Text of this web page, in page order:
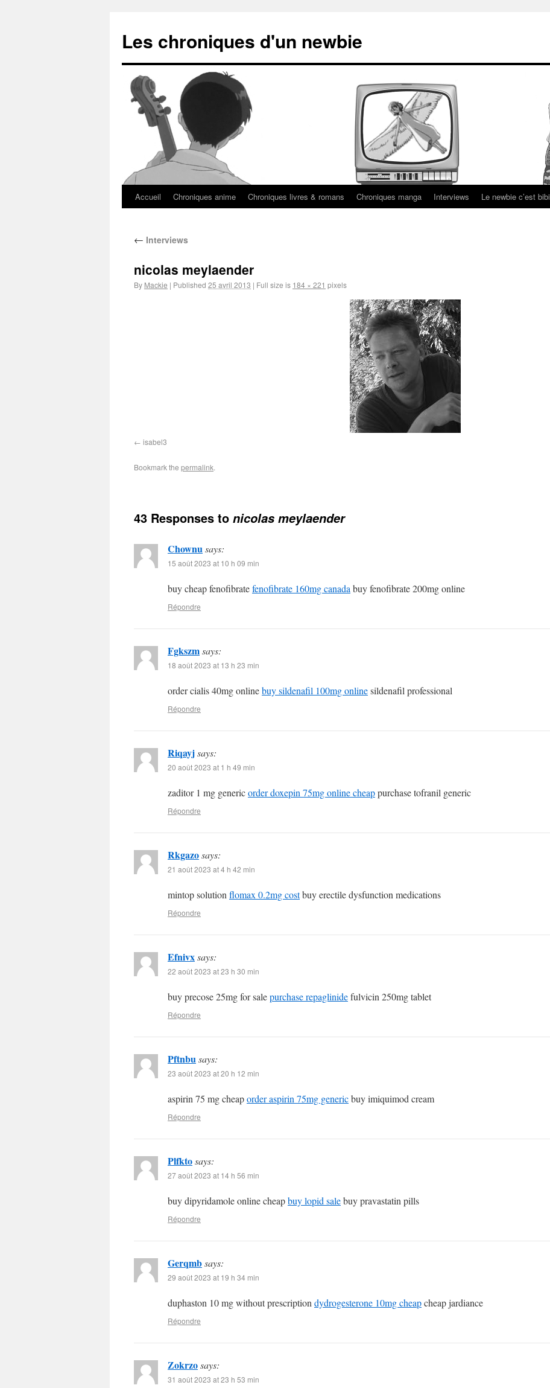
Les chroniques d'un newbie
Accueil Chroniques anime Chroniques livres & romans Chroniques manga Interviews Le newbie c’est bibi
← Interviews
nicolas meylaender
By Mackie | Published 25 avril 2013 | Full size is 184 × 221 pixels
isabel3
Bookmark the permalink.
43 Responses to nicolas meylaender
Chownusays:
15 août 2023 at 10 h 09 min
buy cheap fenofibratefenofibrate 160mg canada buy fenofibrate 200mg online
Répondre
Fgkszmsays:
18 août 2023 at 13 h 23 min
order cialis 40mg onlinebuy sildenafil 100mg onlinesildenafil professional
Répondre
Riqayjsays:
20 août 2023 at 1 h 49 min
zaditor 1 mg genericorder doxepin 75mg online cheappurchase tofranil generic
Répondre
Rkgazosays:
21 août 2023 at 4 h 42 min
mintop solution flomax 0.2mg costbuy erectile dysfunction medications
Répondre
Efnivxsays:
22 août 2023 at 23 h 30 min
buy precose 25mg for salepurchase repaglinidefulvicin 250mg tablet
Répondre
Pftnbusays:
23 août 2023 at 20 h 12 min
aspirin 75 mg cheaporder aspirin 75mg genericbuy imiquimod cream
Répondre
Plfktosays:
27 août 2023 at 14 h 56 min
buy dipyridamole online cheapbuy lopid salebuy pravastatin pills
Répondre
Gerqmbsays:
29 août 2023 at 19 h 34 min
duphaston 10 mg without prescription dydrogesterone 10mg cheapcheap jardiance
Répondre
Zokrzosays:
31 août 2023 at 23 h 53 min